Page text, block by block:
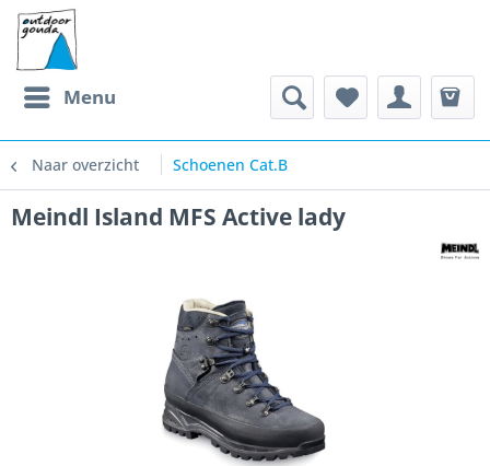
Menu
Naar overzicht Schoenen Cat.B
Meindl Island MFS Active lady